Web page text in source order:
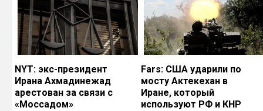
NYT: экс-президент
Ирана Ахмадинежад
арестован за связи с
«Моссадом»
Fars: США ударили по
мосту Актекехан в
Иране, который
используют РФ и КНР